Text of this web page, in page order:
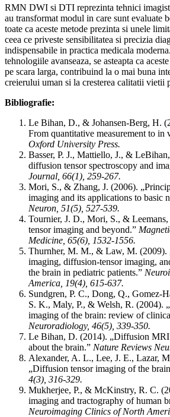
RMN DWI si DTI reprezinta tehnici
au transformat modul in care sunt evaluate
toate ca aceste metode prezinta si unele
ceea ce priveste sensibilitatea si precizia
indispensabile in practica medicala
tehnologiile avanseaza, se asteapta ca
pe scara larga, contribuind la o mai buna
creierului uman si la cresterea calitatii vietii
Bibliografie:
Le Bihan, D., & Johansen-Berg, H.
From quantitative measurement to in
Oxford University Press.
Basser, P. J., Mattiello, J., &
diffusion tensor spectroscopy and
Journal, 66(1), 259-267.
Mori, S., & Zhang, J. (2006).
imaging and its applications to basic
Neuron, 51(5), 527-539.
Tournier, J. D., Mori, S., &
tensor imaging and beyond.”
Medicine, 65(6), 1532-1556.
Thurnher, M. M., & Law, M. (2009).
imaging, diffusion-tensor imaging,
the brain in pediatric patients.”
America, 19(4), 615-637.
Sundgren, P. C., Dong, Q., Gomez-
S. K., Maly, P., & Welsh, R. (2004).
imaging of the brain: review of
Neuroradiology, 46(5), 339-350.
Le Bihan, D. (2014). „Diffusion
about the brain.” Nature Reviews
Alexander, A. L., Lee, J. E., Lazar,
„Diffusion tensor imaging of the
4(3), 316-329.
Mukherjee, P., & McKinstry, R. C.
imaging and tractography of human
Neuroimaging Clinics of North